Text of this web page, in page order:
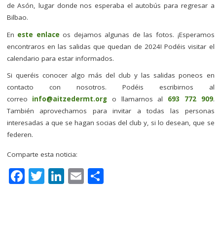
de Asón, lugar donde nos esperaba el autobús para regresar a
Bilbao.
En este enlace os dejamos algunas de las fotos. ¡Esperamos
encontraros en las salidas que quedan de 2024! Podéis visitar el
calendario para estar informados.
Si queréis conocer algo más del club y las salidas poneos en
contacto con nosotros. Podéis escribirnos al
correo info@aitzedermt.org o llamarnos al 693 772 909.
También aprovechamos para invitar a todas las personas
interesadas a que se hagan socias del club y, si lo desean, que se
federen.
Comparte esta noticia:
F T Li E C